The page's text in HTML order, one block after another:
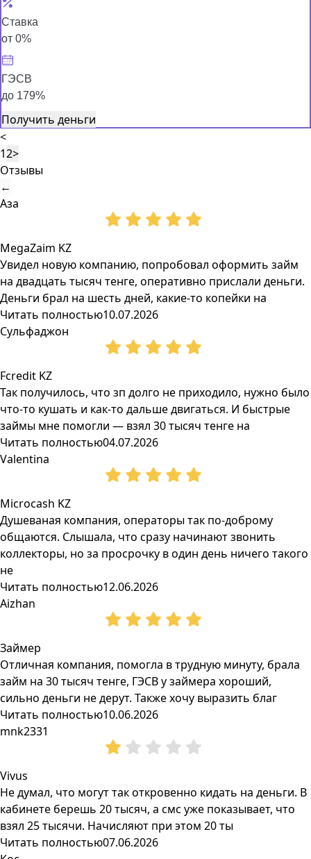
Ставка
от 0%
ГЭСВ
до 179%
Получить деньги
<
12>
Отзывы
←
Аза
MegaZaim KZ
Увидел новую компанию, попробовал оформить займ
на двадцать тысяч тенге, оперативно прислали деньги.
Деньги брал на шесть дней, какие-то копейки на
Читать полностью10.07.2026
Сульфаджон
Fcredit KZ
Так получилось, что зп долго не приходило, нужно было
что-то кушать и как-то дальше двигаться. И быстрые
займы мне помогли — взял 30 тысяч тенге на
Читать полностью04.07.2026
Valentina
Microcash KZ
Душеваная компания, операторы так по-доброму
общаются. Слышала, что сразу начинают звонить
коллекторы, но за просрочку в один день ничего такого
не
Читать полностью12.06.2026
Aizhan
Займер
Отличная компания, помогла в трудную минуту, брала
займ на 30 тысяч тенге, ГЭСВ у займера хороший,
сильно деньги не дерут. Также хочу выразить благ
Читать полностью10.06.2026
mnk2331
Vivus
Не думал, что могут так откровенно кидать на деньги. В
кабинете берешь 20 тысяч, а смс уже показывает, что
взял 25 тысячи. Начисляют при этом 20 ты
Читать полностью07.06.2026